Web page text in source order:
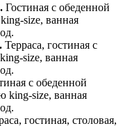
Гостиная с обеденной
size, ванная
Терраса, гостиная с
size, ванная
с обеденной
king-size, ванная
гостиная, столовая,